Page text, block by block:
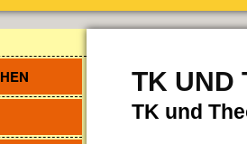
TK UND
TK und